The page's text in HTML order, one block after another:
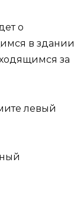
о
в здании
за
левый